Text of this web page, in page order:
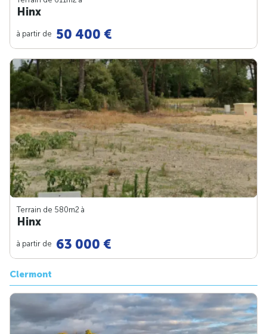
Hinx
à partir de 50 400 €
Terrain de 580m2 à
Hinx
à partir de 63 000 €
Clermont